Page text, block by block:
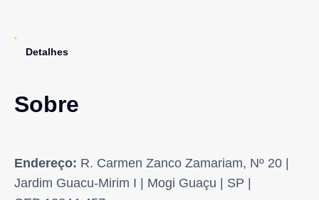
Detalhes
Sobre
Endereço: R. Carmen Zanco Zamariam, Nº 20 |
Jardim Guacu-Mirim I | Mogi Guaçu | SP |